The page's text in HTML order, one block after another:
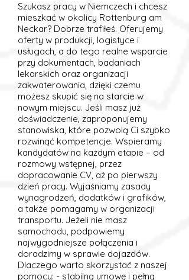
Szukasz pracy w Niemczech i chcesz
mieszkać w okolicy Rottenburg am
Neckar? Dobrze trafiłeś. Oferujemy
oferty w produkcji, logistyce i
usługach, a do tego realne wsparcie
przy dokumentach, badaniach
lekarskich oraz organizacji
zakwaterowania, dzięki czemu
możesz skupić się na starcie w
nowym miejscu. Jeśli masz już
doświadczenie, zaproponujemy
stanowiska, które pozwolą Ci szybko
rozwinąć kompetencje. Wspieramy
kandydatów na każdym etapie – od
rozmowy wstępnej, przez
dopracowanie CV, aż po pierwszy
dzień pracy. Wyjaśniamy zasady
wynagrodzeń, dodatków i grafików,
a także pomagamy w organizacji
transportu. Jeżeli nie masz
samochodu, podpowiemy
najwygodniejsze połączenia i
doradzimy w sprawie dojazdów.
Dlaczego warto skorzystać z naszej
pomocy: - stabilną umowę i pełną